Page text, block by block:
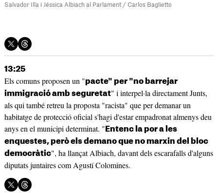
Salvador Illa i Jéssica Albiach al Parlament / Carlos Baglietto
13:25
Els comuns proposen un "pacte" per "no barrejar
immigració amb seguretat" i interpel·la directament Junts,
als qui també retreu la proposta "racista" que per demanar un
habitatge de protecció oficial s'hagi d'estar empadronat almenys deu
anys en el municipi determinat. " Entenc la por a les
enquestes, però els demano que no marxin del bloc
democràtic", ha llançat Albiach, davant dels escarafalls d'alguns
diputats juntaires com Agustí Colomines.